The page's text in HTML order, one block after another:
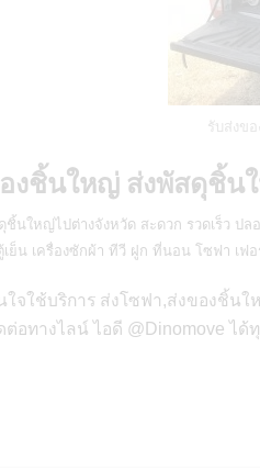
รับส่งข
งชิ้นใหญ่ ส่งพัสดุชิ้น
ชิ้นใหญ่ไปต่างจังหวัด สะดวก รวดเร็ว ป
เย็น เครื่องซักผ้า ทีวี ฝูก ที่นอน โซฟา เฟ
ใจใช้บริการ ส่งโซฟา,ส่งของชิ้นใ
ต่อทางไลน์ ไอดี @Dinomove ได้